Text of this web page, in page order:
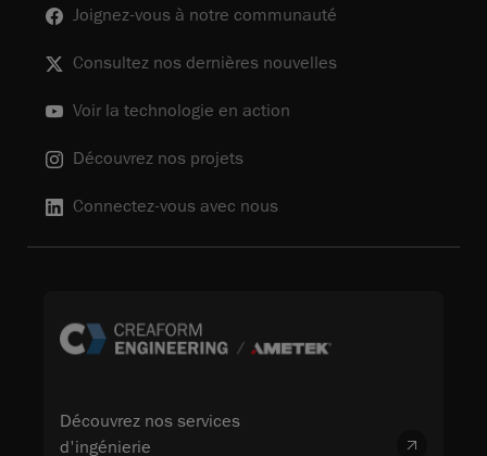
Joignez-vous à notre communauté
Consultez nos dernières nouvelles
Voir la technologie en action
Découvrez nos projets
Connectez-vous avec nous
Découvrez nos services
d'ingénierie